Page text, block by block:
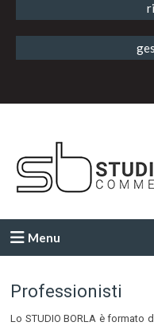
Menu
Professionisti
Lo STUDIO BORLA è formato